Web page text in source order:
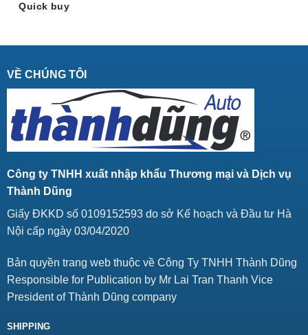
Quick buy
VỀ CHÚNG TÔI
Công ty TNHH xuất nhập khẩu Thương mại và Dịch vụ
Thành Dũng
Giấy ĐKKD số 0109152593 do sở Kế hoạch và Đầu tư Hà
Nội cấp ngày 03/04/2020
Bản quyền trang web thuộc về Công Ty TNHH Thành Dũng
Responsible for Publication by Mr Lai Tran Thanh Vice
President of Thành Dũng company
SHIPPING